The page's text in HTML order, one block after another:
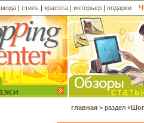
мода | стиль | красота | интерьер | подарки
главная > раздел